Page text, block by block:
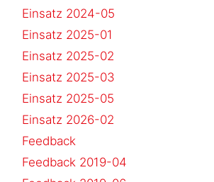
Einsatz 2024-05
Einsatz 2025-01
Einsatz 2025-02
Einsatz 2025-03
Einsatz 2025-05
Einsatz 2026-02
Feedback
Feedback 2019-04